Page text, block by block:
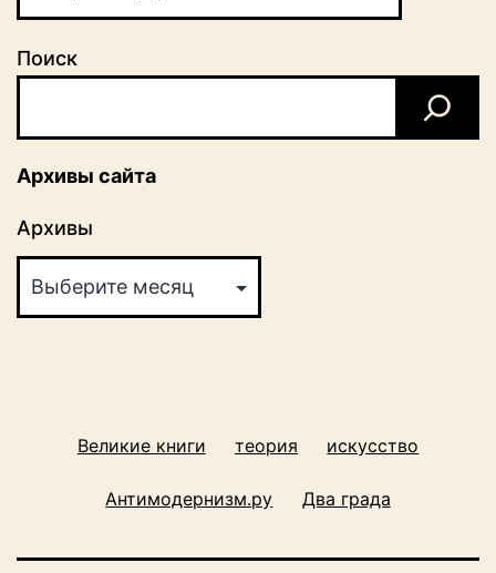
Поиск
Архивы сайта
Архивы
Великие книги теория искусство
Антимодернизм.ру Два града